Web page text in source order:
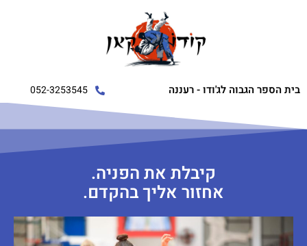
בית הספר הגבוה לג'ודו - רעננה 052-3253545
קיבלת את הפניה.
אחזור אליך בהקדם.